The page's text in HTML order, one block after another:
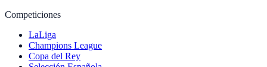
Competiciones
LaLiga
Champions League
Copa del Rey